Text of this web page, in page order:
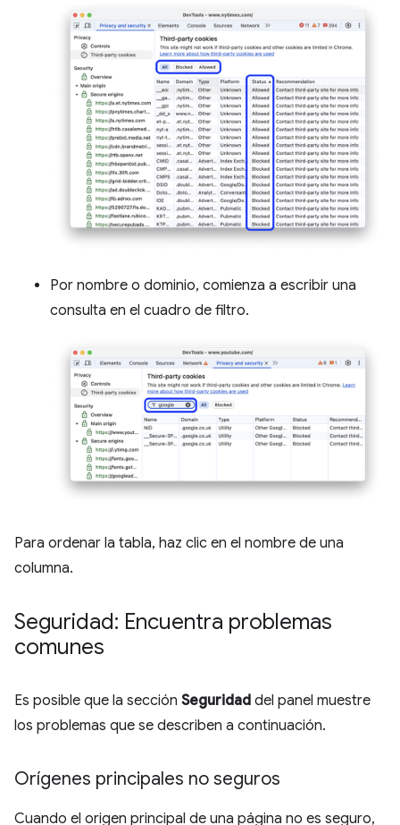
Por nombre o dominio, comienza a escribir una
consulta en el cuadro de filtro.
Para ordenar la tabla, haz clic en el nombre de una
columna.
Seguridad: Encuentra problemas
comunes
Es posible que la sección Seguridad del panel muestre
los problemas que se describen a continuación.
Orígenes principales no seguros
Cuando el origen principal de una página no es seguro,